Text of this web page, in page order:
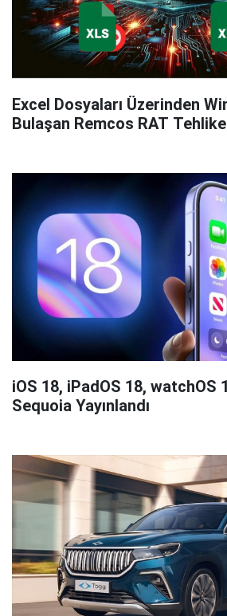
Excel Dosyaları Üzerinden
Bulaşan Remcos RAT
iOS 18, iPadOS 18, watchOS
Sequoia Yayınlandı